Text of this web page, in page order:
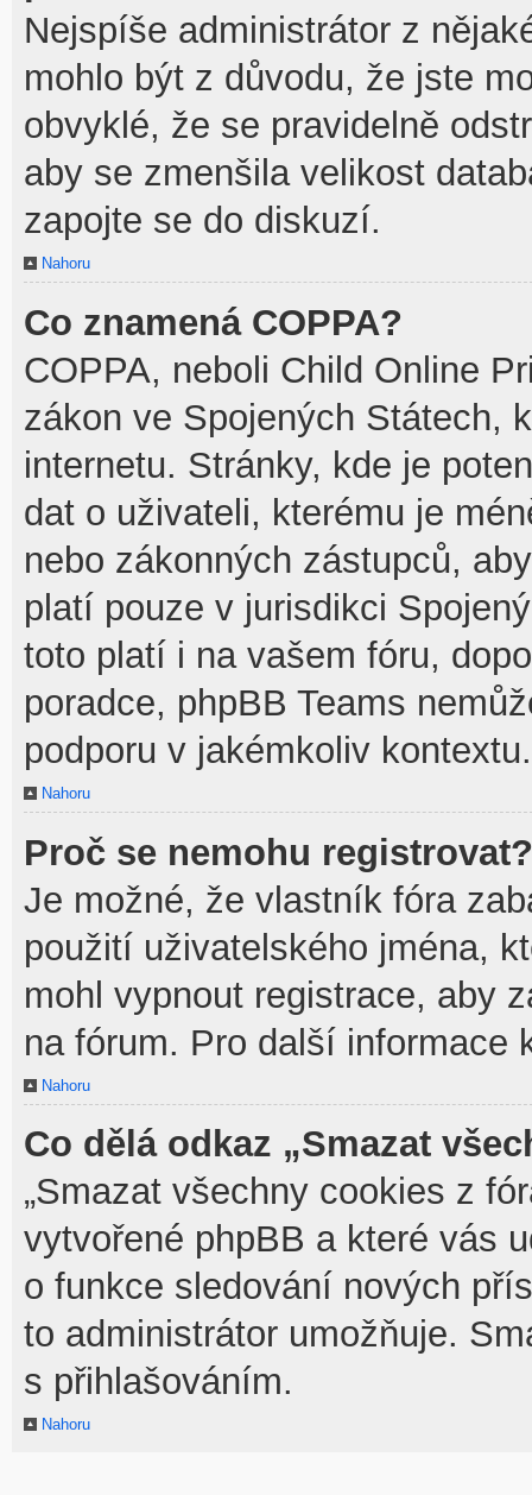
Nejspíše administrátor z
mohlo být z důvodu, že jste
obvyklé, že se pravidelně
aby se zmenšila velikost
zapojte se do diskuzí.
Nahoru
Co znamená COPPA?
COPPA, neboli Child Online
zákon ve Spojených Státech,
internetu. Stránky, kde je
dat o uživateli, kterému je
nebo zákonných zástupců,
platí pouze v jurisdikci
toto platí i na vašem fóru,
poradce, phpBB Teams
podporu v jakémkoliv kontextu.
Nahoru
Proč se nemohu registrovat?
Je možné, že vlastník fóra
použití uživatelského jména,
mohl vypnout registrace, aby
na fórum. Pro další informace
Nahoru
Co dělá odkaz „Smazat
„Smazat všechny cookies z
vytvořené phpBB a které vás
o funkce sledování nových
to administrátor umožňuje.
s přihlašováním.
Nahoru